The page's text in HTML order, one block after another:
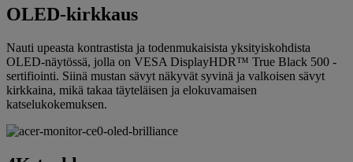
OLED-kirkkaus
Nauti upeasta kontrastista ja todenmukaisista yksityiskohdista
OLED-näytössä, jolla on VESA DisplayHDR™ True Black 500 -
sertifiointi. Siinä mustan sävyt näkyvät syvinä ja valkoisen sävyt
kirkkaina, mikä takaa täyteläisen ja elokuvamaisen
katselukokemuksen.